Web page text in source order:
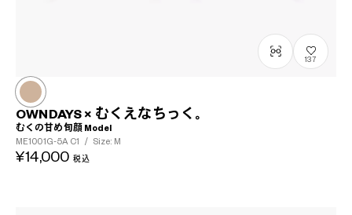
137
OWNDAYS × むくえなちっく。
むくの甘め旬顔 Model
ME1001G-5A C1 / Size: M
¥14,000 税込